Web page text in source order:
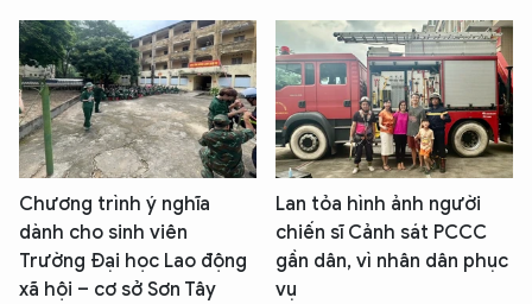
Chương trình ý nghĩa
dành cho sinh viên
Trường Đại học Lao động
xã hội – cơ sở Sơn Tây
Lan tỏa hình ảnh người
chiến sĩ Cảnh sát PCCC
gần dân, vì nhân dân phục
vụ